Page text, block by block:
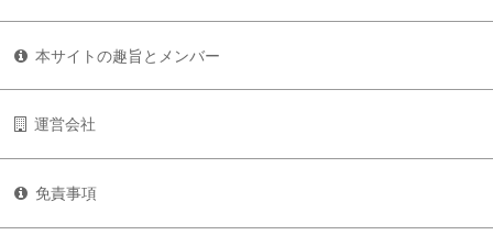
本サイトの趣旨とメンバー
運営会社
免責事項